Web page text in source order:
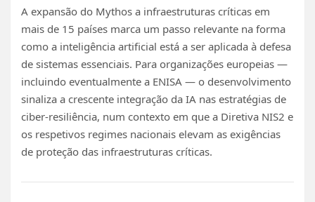
A expansão do Mythos a infraestruturas críticas em
mais de 15 países marca um passo relevante na forma
como a inteligência artificial está a ser aplicada à defesa
de sistemas essenciais. Para organizações europeias —
incluindo eventualmente a ENISA — o desenvolvimento
sinaliza a crescente integração da IA nas estratégias de
ciber-resiliência, num contexto em que a Diretiva NIS2 e
os respetivos regimes nacionais elevam as exigências
de proteção das infraestruturas críticas.